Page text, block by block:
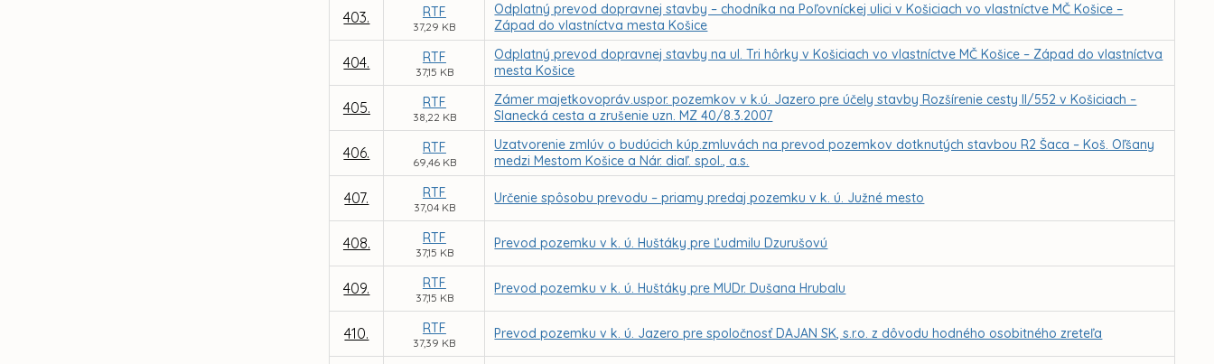
403. RTF
37,29 KB
Odplatný prevod dopravnej stavby – chodníka na Poľovníckej ulici v Košiciach vo vlastníctve MČ Košice –
Západ do vlastníctva mesta Košice
404. RTF
37,15 KB
Odplatný prevod dopravnej stavby na ul. Tri hôrky v Košiciach vo vlastníctve MČ Košice – Západ do vlastníctva
mesta Košice
405. RTF
38,22 KB
Zámer majetkovopráv.uspor. pozemkov v k.ú. Jazero pre účely stavby Rozšírenie cesty II/552 v Košiciach –
Slanecká cesta a zrušenie uzn. MZ 40/8.3.2007
406. RTF
69,46 KB
Uzatvorenie zmlúv o budúcich kúp.zmluvách na prevod pozemkov dotknutých stavbou R2 Šaca – Koš. Oľšany
medzi Mestom Košice a Nár. diaľ. spol., a.s.
407. RTF
37,04 KB
Určenie spôsobu prevodu – priamy predaj pozemku v k. ú. Južné mesto
408. RTF
37,15 KB
Prevod pozemku v k. ú. Huštáky pre Ľudmilu Dzurušovú
409. RTF
37,15 KB
Prevod pozemku v k. ú. Huštáky pre MUDr. Dušana Hrubalu
410. RTF
37,39 KB
Prevod pozemku v k. ú. Jazero pre spoločnosť DAJAN SK, s.r.o. z dôvodu hodného osobitného zreteľa